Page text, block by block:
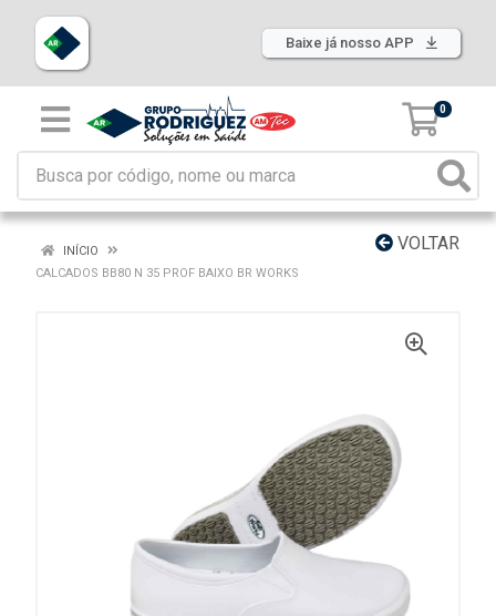
Baixe já nosso APP
0
VOLTAR
INÍCIO
CALCADOS BB80 N 35 PROF BAIXO BR WORKS